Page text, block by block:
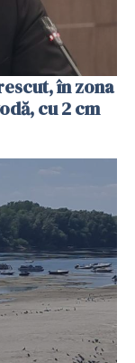
în zona
cu 2 cm